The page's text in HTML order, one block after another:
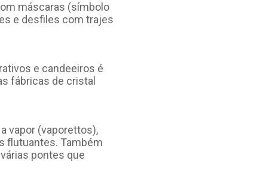
máscaras (símbolo
e desfiles com trajes
e candeeiros é
fábricas de cristal
vapor (vaporettos),
flutuantes. Também
pontes que